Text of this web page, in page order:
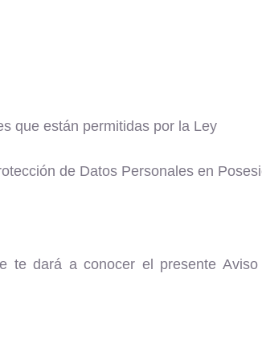
que están permitidas por la Ley
de Datos Personales en
te dará a conocer el presente